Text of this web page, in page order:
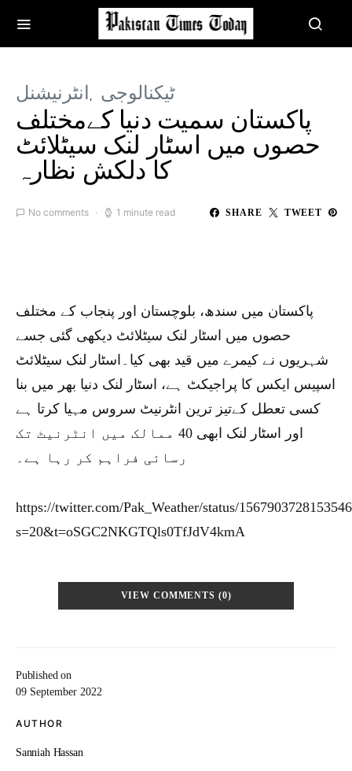
انٹرنیشنل ٹیکنالوجی
پاکستان سمیت دنیا کےمختلف
حصوں میں اسٹار لنک سیٹلائٹ
کا دلکش نظارہ
No comments 1 minute read SHARE TWEET
Published on
09 September 2022
AUTHOR
Sanniah Hassan
پاکستان میں سندھ، بلوچستان اور پنجاب کے مختلف
حصوں میں اسٹار لنک سیٹلائٹ دیکھی گئی جسے
شہریوں نے کیمرے میں قید بھی کیا۔اسٹار لنک سیٹلائٹ
اسپیس ایکس کا پراجیکٹ ہے، اسٹار لنک دنیا بھر میں بنا
کسی تعطل کےتیز ترین انٹرنیٹ سروس مہیا کرتا ہے
اور اسٹار لنک ابھی 40 ممالک میں انٹرنیٹ تک
رسائی فراہم کر رہا ہے۔
https://twitter.com/Pak_Weather/status/
s=20&t=oSGC2NKGTQls0TfJdV4kmA
VIEW COMMENTS (0)